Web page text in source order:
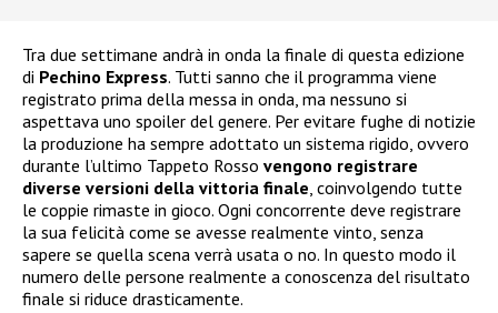
Tra due settimane andrà in onda la finale di questa edizione
di Pechino Express. Tutti sanno che il programma viene
registrato prima della messa in onda, ma nessuno si
aspettava uno spoiler del genere. Per evitare fughe di notizie
la produzione ha sempre adottato un sistema rigido, ovvero
durante l’ultimo Tappeto Rosso vengono registrare
diverse versioni della vittoria finale , coinvolgendo tutte
le coppie rimaste in gioco. Ogni concorrente deve registrare
la sua felicità come se avesse realmente vinto, senza
sapere se quella scena verrà usata o no. In questo modo il
numero delle persone realmente a conoscenza del risultato
finale si riduce drasticamente.